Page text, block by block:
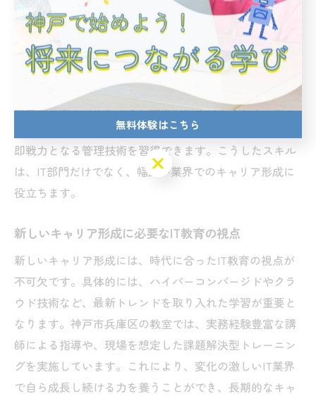
ITインフラ管理技術が求められる理由
ITインフラ管理技術が重視されるのは、企業の業務効率
化と安定運用の要となるからです。ハイパーコンバージ
ドの普及により、複数のシステムを統合管理できる人材
の需要が高まっています。兵庫区のプログラミング教室
では、仮想化や自動化技術の実践演習を通じて、現場で
即戦力となる管理技術を習得できます。こうしたスキル
は、IT部門だけでなく、幅広い業界でのキャリア形成に
役立ちます。
新しいキャリア形成に必要なIT教育の視点
新しいキャリア形成には、時代に合ったIT教育の視点が
不可欠です。具体的には、ハイパーコンバージドやクラ
ウド技術など、最新トレンドを取り入れた学習が重要と
なります。神戸市兵庫区の教室では、実務経験豊富な講
師による指導や、現場を想定した課題解決型トレーニン
グを実施しています。これにより、変化の激しいIT業界
で自ら成長し続ける力を養うことができ、長期的なキャ
無料体験はこちら
無料体験はこちら